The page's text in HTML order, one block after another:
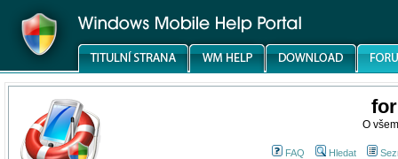
O
FAQ Hledat